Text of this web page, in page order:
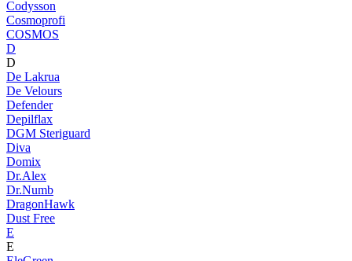
Codysson
Cosmoprofi
COSMOS
D
D
De Lakrua
De Velours
Defender
Depilflax
DGM Steriguard
Diva
Domix
Dr.Alex
Dr.Numb
DragonHawk
Dust Free
E
E